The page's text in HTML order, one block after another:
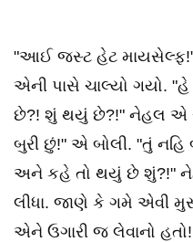
"આઈ જસ્ટ હેટ માયસેલ્ફ!"
એની પાસે ચાલ્યો ગયો.
છે?! શું થયું છે?!" નેહલ એ
બુરી છું!" એ બોલી. "તું
અને કહે તો થયું છે શું?!"
લીધા. જાણે કે ગમે એવી
એને ઉગારી જ લેવાનો